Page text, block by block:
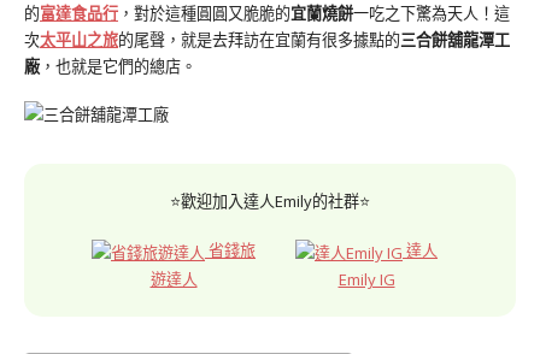
的富達食品行 ，對於這種圓圓又脆脆的宜蘭燒餅一吃之下驚為天人！這
次太平山之旅的尾聲，就是去拜訪在宜蘭有很多據點的三合餅舖龍潭工
廠 ，也就是它們的總店。
⭐歡迎加入達人Emily的社群⭐
省錢旅
遊達人
達人
Emily IG